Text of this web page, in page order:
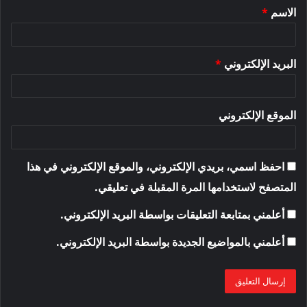
*
الاسم *
البريد الإلكتروني *
الموقع الإلكتروني
احفظ اسمي، بريدي الإلكتروني، والموقع الإلكتروني في هذا
المتصفح لاستخدامها المرة المقبلة في تعليقي.
أعلمني بمتابعة التعليقات بواسطة البريد الإلكتروني.
أعلمني بالمواضيع الجديدة بواسطة البريد الإلكتروني.